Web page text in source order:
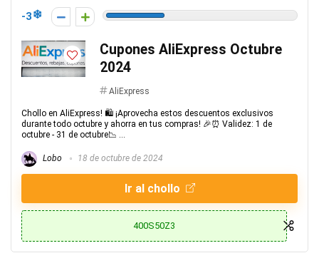
-3
Cupones AliExpress Octubre
2024
AliExpress
Chollo en AliExpress! 🛍️ ¡Aprovecha estos descuentos exclusivos
durante todo octubre y ahorra en tus compras! 🎉⏰ Validez: 1 de
octubre - 31 de octubre📉 ...
Lobo 18 de octubre de 2024
Ir al chollo
400S50Z3